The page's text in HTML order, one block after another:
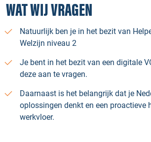
WAT WIJ VRAGEN
Natuurlijk ben je in het bezit van
Welzijn niveau 2
Je bent in het bezit van een digitale
deze aan te vragen.
Daarnaast is het belangrijk dat je
oplossingen denkt en een proactieve
werkvloer.